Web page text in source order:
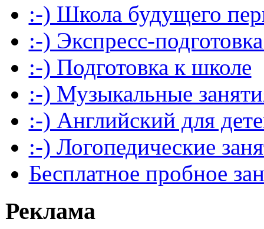
:-) Школа будущего
:-) Экспресс-
:-) Подготовка к школе
:-) Музыкальные
:-) Английский для
:-) Логопедические
Бесплатное пробное
Реклама